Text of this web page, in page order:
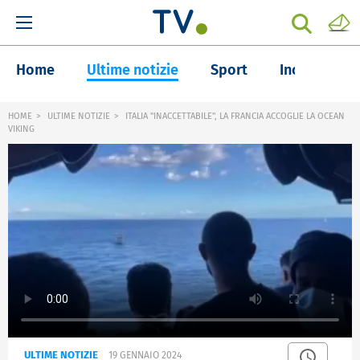
Home Ultime notizie Sport Inchieste
HOME ULTIME NOTIZIE
ITALIA "INACCETTABILE", LA FRANCIA ACCOGLIE LA OCEAN
VIKING
ULTIME NOTIZIE 19 GENNAIO 2024